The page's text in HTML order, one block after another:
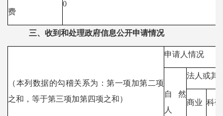
费
0
三、收到和处理政府信息公开申请情况
（本列数据的勾稽关系为：第一项加第二项
之和，等于第三项加第四项之和）
申请人情况
自然
人
法人或其
商业 科研